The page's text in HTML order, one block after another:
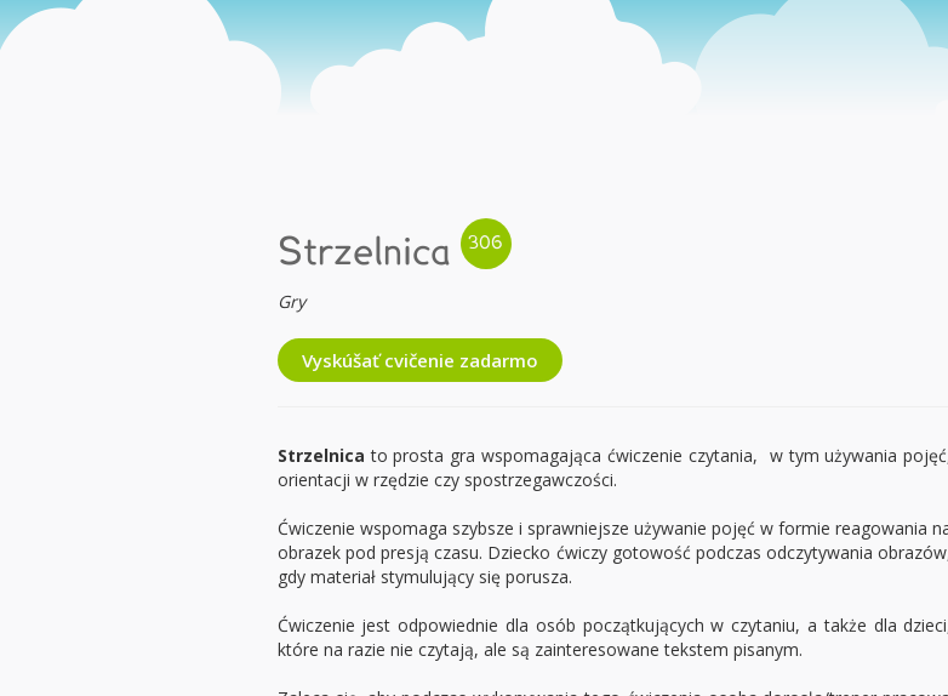
Strzelnica
Gry
Vyskúšať cvičenie zadarmo
Strzelnica to prosta gra wspomagająca ćwiczenie czytania, w tym używania
orientacji w rzędzie czy spostrzegawczości.
Ćwiczenie wspomaga szybsze i sprawniejsze używanie pojęć w formie reagowania
obrazek pod presją czasu. Dziecko ćwiczy gotowość podczas odczytywania
gdy materiał stymulujący się porusza.
Ćwiczenie jest odpowiednie dla osób początkujących w czytaniu, a także dla
które na razie nie czytają, ale są zainteresowane tekstem pisanym.